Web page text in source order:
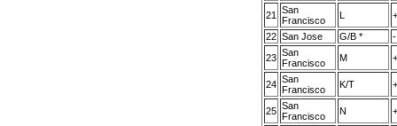
21
San
Francisco
L
+
22 San Jose G/B *
-
23 San
Francisco
M +
24 San
Francisco
K/T +
25 San
Francisco
N +